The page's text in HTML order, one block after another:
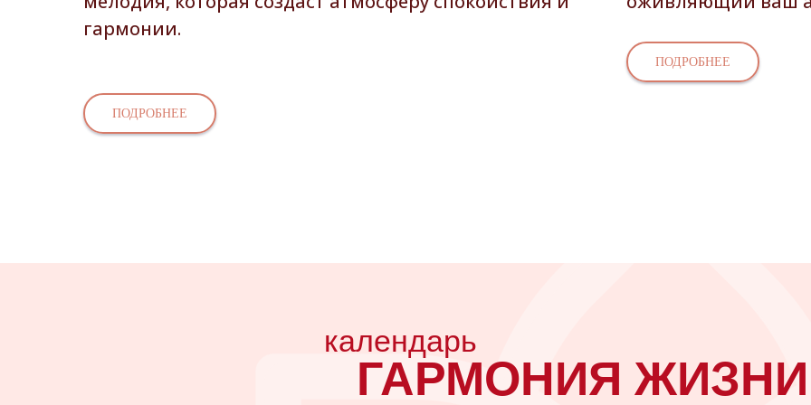
гармонии.
ПОДРОБНЕЕ
ПОДРОБНЕЕ
календарь
ГАРМОНИЯ ЖИЗНИ